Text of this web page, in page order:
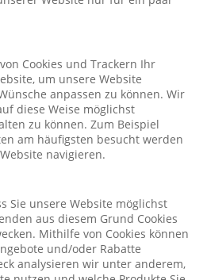
Cookies und Trackern Ihr
um unsere Website
anpassen zu können. Wir
diese Weise möglichst
zu können. Zum Beispiel
am häufigsten besucht werden
navigieren.
Sie unsere Website möglichst
aus diesem Grund Cookies
Mithilfe von Cookies können
und/oder Rabatte
analysieren wir unter anderem,